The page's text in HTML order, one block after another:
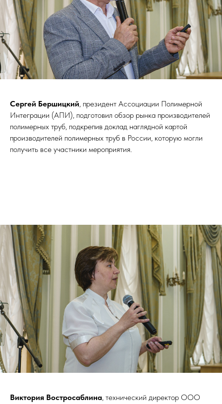
Сергей Бершицкий, президент Ассоциации Полимерной
Интеграции (АПИ), подготовил обзор рынка производителей
полимерных труб, подкрепив доклад наглядной картой
производителей полимерных труб в России, которую могли
получить все участники мероприятия.
Виктория Востросаблина , технический директор ООО